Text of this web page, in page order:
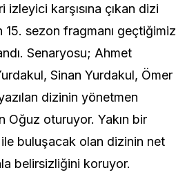
izleyici karşısına çıkan dizi
15. sezon fragmanı geçtiğimiz
Senaryosu; Ahmet
Sinan Yurdakul, Ömer
dizinin yönetmen
Oğuz oturuyor. Yakın bir
buluşacak olan dizinin net
belirsizliğini koruyor.